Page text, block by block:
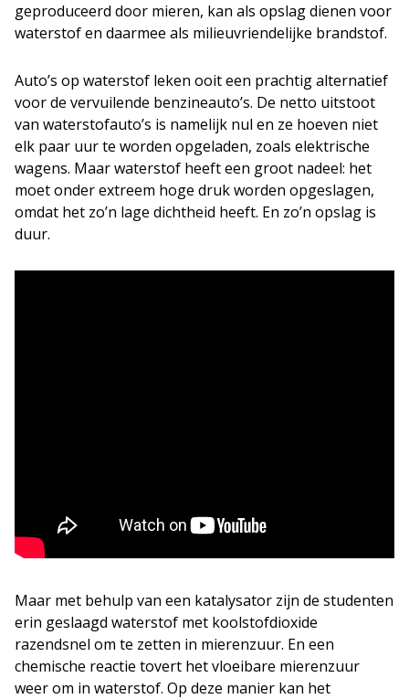
geproduceerd door mieren, kan als opslag dienen voor
waterstof en daarmee als milieuvriendelijke brandstof.
Auto’s op waterstof leken ooit een prachtig alternatief
voor de vervuilende benzineauto’s. De netto uitstoot
van waterstofauto’s is namelijk nul en ze hoeven niet
elk paar uur te worden opgeladen, zoals elektrische
wagens. Maar waterstof heeft een groot nadeel: het
moet onder extreem hoge druk worden opgeslagen,
omdat het zo’n lage dichtheid heeft. En zo’n opslag is
duur.
Maar met behulp van een katalysator zijn de studenten
erin geslaagd waterstof met koolstofdioxide
razendsnel om te zetten in mierenzuur. En een
chemische reactie tovert het vloeibare mierenzuur
weer om in waterstof. Op deze manier kan het